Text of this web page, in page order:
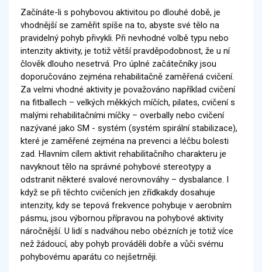
Začínáte-li s pohybovou aktivitou po dlouhé době, je
vhodnější se zaměřit spíše na to, abyste své tělo na
pravidelný pohyb přivykli. Při nevhodné volbě typu nebo
intenzity aktivity, je totiž větší pravděpodobnost, že u ní
člověk dlouho nesetrvá. Pro úplné začátečníky jsou
doporučováno zejména rehabilitačně zaměřená cvičení.
Za velmi vhodné aktivity je považováno například cvičení
na fitballech – velkých měkkých míčích, pilates, cvičení s
malými rehabilitačními míčky – overbally nebo cvičení
nazývané jako SM - systém (systém spirální stabilizace),
které je zaměřené zejména na prevenci a léčbu bolesti
zad. Hlavním cílem aktivit rehabilitačního charakteru je
navyknout tělo na správné pohybové stereotypy a
odstranit některé svalové nerovnováhy – dysbalance. I
když se při těchto cvičeních jen zřídkakdy dosahuje
intenzity, kdy se tepová frekvence pohybuje v aerobním
pásmu, jsou výbornou přípravou na pohybové aktivity
náročnější. U lidí s nadváhou nebo obézních je totiž více
než žádoucí, aby pohyb prováděli dobře a vůči svému
pohybovému aparátu co nejšetrněji.